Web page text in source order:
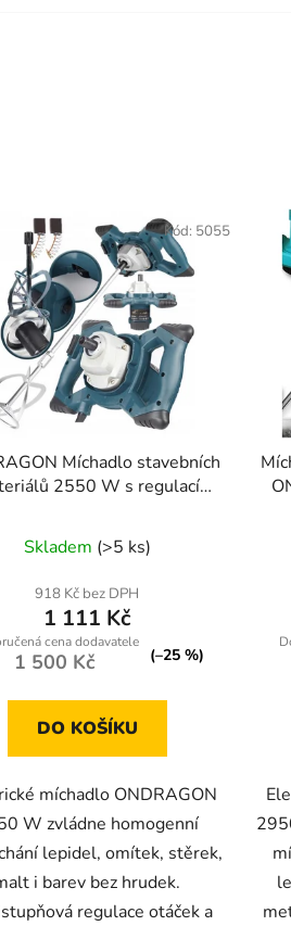
Míchadlo stavebních
2550 W s regulací
hodnocení
produktu
je
3,1
z
5
hvězdiček.
Skladem (>5 ks)
918 Kč bez DPH
1 111 Kč
1 500 Kč (–25 %)
DO KOŠÍKU
míchadlo ONDRAGON
W zvládne homogenní
lepidel, omítek, stěrek,
i barev bez hrudek.
regulace otáček a
Kód: 5055